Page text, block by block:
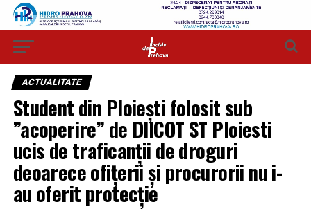
ACTUALITATE
Student din Ploiești folosit sub
”acoperire” de DIICOT ST Ploiesti
ucis de traficanții de droguri
deoarece ofițerii și procurorii nu i-
au oferit protecție